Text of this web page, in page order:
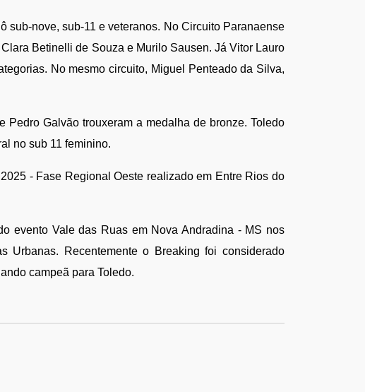
sub-nove, sub-11 e veteranos. No Circuito Paranaense
Betinelli de Souza e Murilo Sausen. Já Vitor Lauro
No mesmo circuito, Miguel Penteado da Silva,
Pedro Galvão trouxeram a medalha de bronze. Toledo
no sub 11 feminino.
- Fase Regional Oeste realizado em Entre Rios do
evento Vale das Ruas em Nova Andradina - MS nos
Urbanas. Recentemente o Breaking foi considerado
campeã para Toledo.